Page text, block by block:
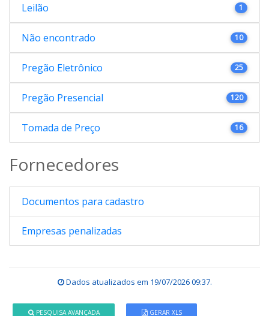
Leilão 1
Não encontrado 10
Pregão Eletrônico 25
Pregão Presencial 120
Tomada de Preço 16
Fornecedores
Documentos para cadastro
Empresas penalizadas
Dados atualizados em 19/07/2026 09:37.
PESQUISA AVANÇADA GERAR XLS